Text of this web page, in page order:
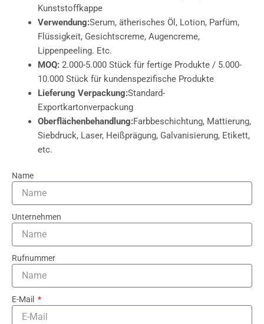
Kunststoffkappe
Verwendung:Serum, ätherisches Öl, Lotion, Parfüm,
Flüssigkeit, Gesichtscreme, Augencreme,
Lippenpeeling. Etc.
MOQ: 2.000-5.000 Stück für fertige Produkte / 5.000-
10.000 Stück für kundenspezifische Produkte
Lieferung Verpackung:Standard-
Exportkartonverpackung
Oberflächenbehandlung:Farbbeschichtung, Mattierung,
Siebdruck, Laser, Heißprägung, Galvanisierung, Etikett,
etc.
Name
Unternehmen
Rufnummer
E-Mail